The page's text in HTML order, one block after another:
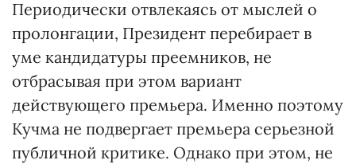
Периодически отвлекаясь от мыслей о
пролонгации, Президент перебирает в
уме кандидатуры преемников, не
отбрасывая при этом вариант
действующего премьера. Именно поэтому
Кучма не подвергает премьера серьезной
публичной критике. Однако при этом, не